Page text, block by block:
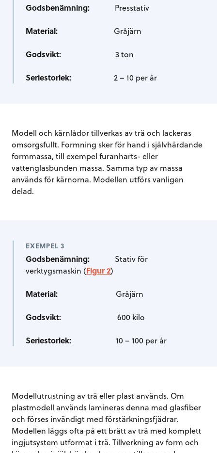
Godsbenämning: Presstativ
Material: Gråjärn
Godsvikt: 3 ton
Seriestorlek: 2 – 10 per år
Modell och kärnlådor tillverkas av trä och lackeras
omsorgsfullt. Formning sker för hand i självhärdande
formmassa, till exempel furanharts- eller
vattenglasbunden massa. Samma typ av massa
används för kärnorna. Modellen utförs vanligen
delad.
EXEMPEL 3
Godsbenämning: Stativ för
verktygsmaskin (Figur 2)
Material: Gråjärn
Godsvikt: 600 kilo
Seriestorlek: 10 – 100 per år
Modellutrustning av trä eller plast används. Om
plastmodell används lamineras denna med glasfiber
och förses invändigt med förstärkningsfjädrar.
Modellen läggs ofta på ett brätt av trä med komplett
ingjutsystem utformat i trä. Tillverkning av form och